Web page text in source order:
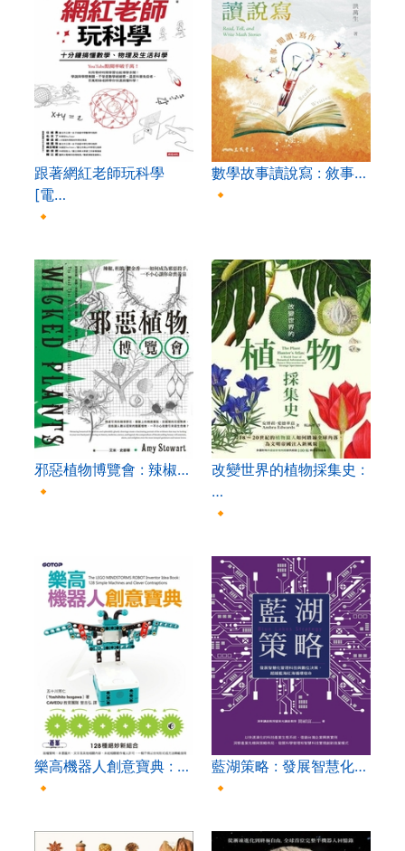
跟著網紅老師玩科學
[電…
🔸
數學故事讀說寫 : 敘事…
🔸
邪惡植物博覽會 : 辣椒…
🔸
改變世界的植物採集史 :
…
🔸
樂高機器人創意寶典 : …
🔸
藍湖策略 : 發展智慧化…
🔸